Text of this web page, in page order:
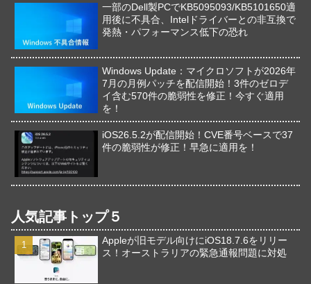
一部のDell製PCでKB5095093/KB5101650適
用後に不具合、Intelドライバーとの非互換で
発熱・パフォーマンス低下の恐れ
Windows Update：マイクロソフトが2026年
7月の月例パッチを配信開始！3件のゼロデ
イ含む570件の脆弱性を修正！今すぐ適用
を！
iOS26.5.2が配信開始！CVE番号ベースで37
件の脆弱性が修正！早急に適用を！
人気記事トップ５
Appleが旧モデル向けにiOS18.7.6をリリー
ス！オーストラリアの緊急通報問題に対処